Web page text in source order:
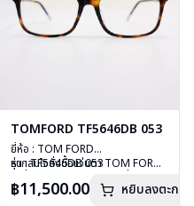
TOMFORD TF5646DB 053
ยี่ห้อ : TOM FORD
รุ่น : TF5646DB 053
เลนส์ : Demo lens
หากสนใจสั่งชื้อแว่นตา TOM FORD
กรุณาติดต่อเราคลิก
฿11,500.00 หยิบลงตะกร้า